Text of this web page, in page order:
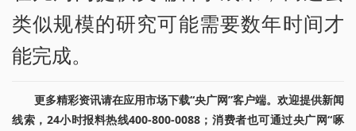
类似规模的研究可能需要数年时间才
能完成。
更多精彩资讯请在应用市场下载“央广网”客户端。欢迎提供新闻
线索，24小时报料热线400-800-0088；消费者也可通过央广网“啄